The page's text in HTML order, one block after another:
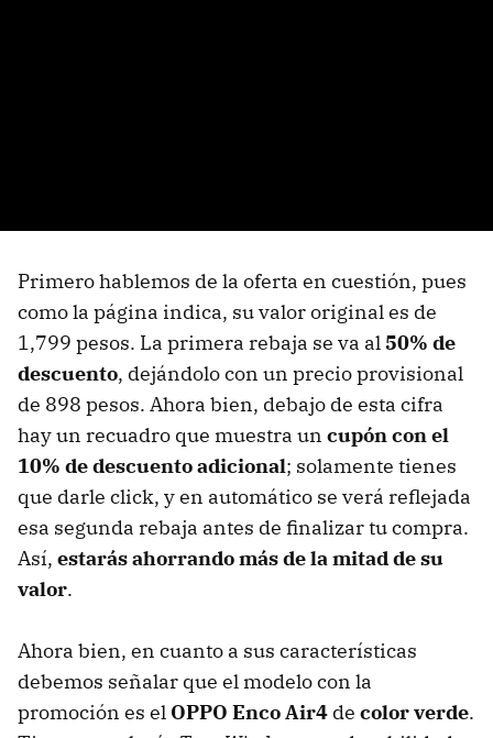
Primero hablemos de la oferta en cuestión, pues
como la página indica, su valor original es de
1,799 pesos. La primera rebaja se va al50% de
descuento, dejándolo con un precio provisional
de 898 pesos. Ahora bien, debajo de esta cifra
hay un recuadro que muestra un cupón con el
10% de descuento adicional; solamente tienes
que darle click, y en automático se verá reflejada
esa segunda rebaja antes de finalizar tu compra.
Así, estarás ahorrando más de la mitad de su
valor.
Ahora bien, en cuanto a sus características
debemos señalar que el modelo con la
promoción es el OPPO Enco Air4 de color verde.